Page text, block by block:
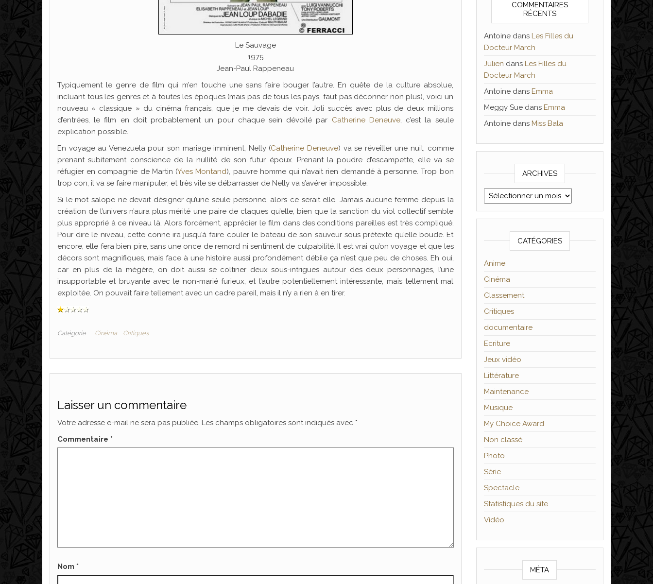
Le Sauvage
1975
Jean-Paul Rappeneau
Typiquement le genre de film qui m’en touche une sans faire bouger l’autre. En quête de la culture absolue,
incluant tous les genres et à toutes les époques (mais pas de tous les pays, faut pas déconner non plus), voici un
nouveau « classique » du cinéma français, que je me devais de voir. Joli succès avec plus de deux millions
d’entrées, le film en doit probablement un pour chaque sein dévoilé par Catherine Deneuve, c’est la seule
explication possible.
En voyage au Venezuela pour son mariage imminent, Nelly (Catherine Deneuve) va se réveiller une nuit, comme
prenant subitement conscience de la nullité de son futur époux. Prenant la poudre d’escampette, elle va se
réfugier en compagnie de Martin (Yves Montand), pauvre homme qui n’avait rien demandé à personne. Trop bon
trop con, il va se faire manipuler, et très vite se débarrasser de Nelly va s’avérer impossible.
Si le mot salope ne devait désigner qu’une seule personne, alors ce serait elle. Jamais aucune femme depuis la
création de l’univers n’aura plus mérité une paire de claques qu’elle, bien que la sanction du viol collectif semble
plus approprié à ce niveau là. Alors forcément, apprécier le film dans des conditions pareilles est très compliqué.
Pour dire le niveau, cette conne ira jusqu’à faire couler le bateau de son sauveur sous prétexte qu’elle boude. Et
encore, elle fera bien pire, sans une once de remord ni sentiment de culpabilité. Il est vrai qu’on voyage et que les
décors sont magnifiques, mais face à une histoire aussi profondément débile ça n’est que peu de choses. Eh oui,
car en plus de la mégère, on doit aussi se coltiner deux sous-intrigues autour des deux personnages, l’une
insupportable et bruyante avec le non-marié furieux, et l’autre potentiellement intéressante, mais tellement mal
exploitée. On pouvait faire tellement avec un cadre pareil, mais il n’y a rien à en tirer.
Catégorie Cinéma Critiques
Laisser un commentaire
Votre adresse e-mail ne sera pas publiée. Les champs obligatoires sont indiqués avec *
Commentaire *
Nom *
COMMENTAIRES
RÉCENTS
Antoinedans Les Filles du
Docteur March
Julien dans Les Filles du
Docteur March
Antoinedans Emma
Meggy Suedans Emma
Antoinedans Miss Bala
ARCHIVES
Archives
CATÉGORIES
Anime
Cinéma
Classement
Critiques
documentaire
Ecriture
Jeux vidéo
Littérature
Maintenance
Musique
My Choice Award
Non classé
Photo
Série
Spectacle
Statistiques du site
Vidéo
MÉTA